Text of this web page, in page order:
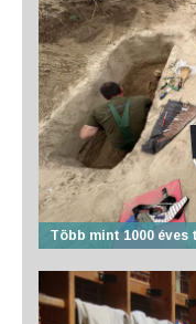
Több mint 1000 éves